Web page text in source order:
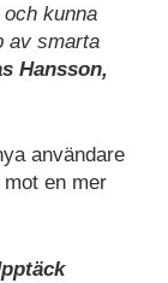
kunna
av smarta
Hansson,
användare
en mer